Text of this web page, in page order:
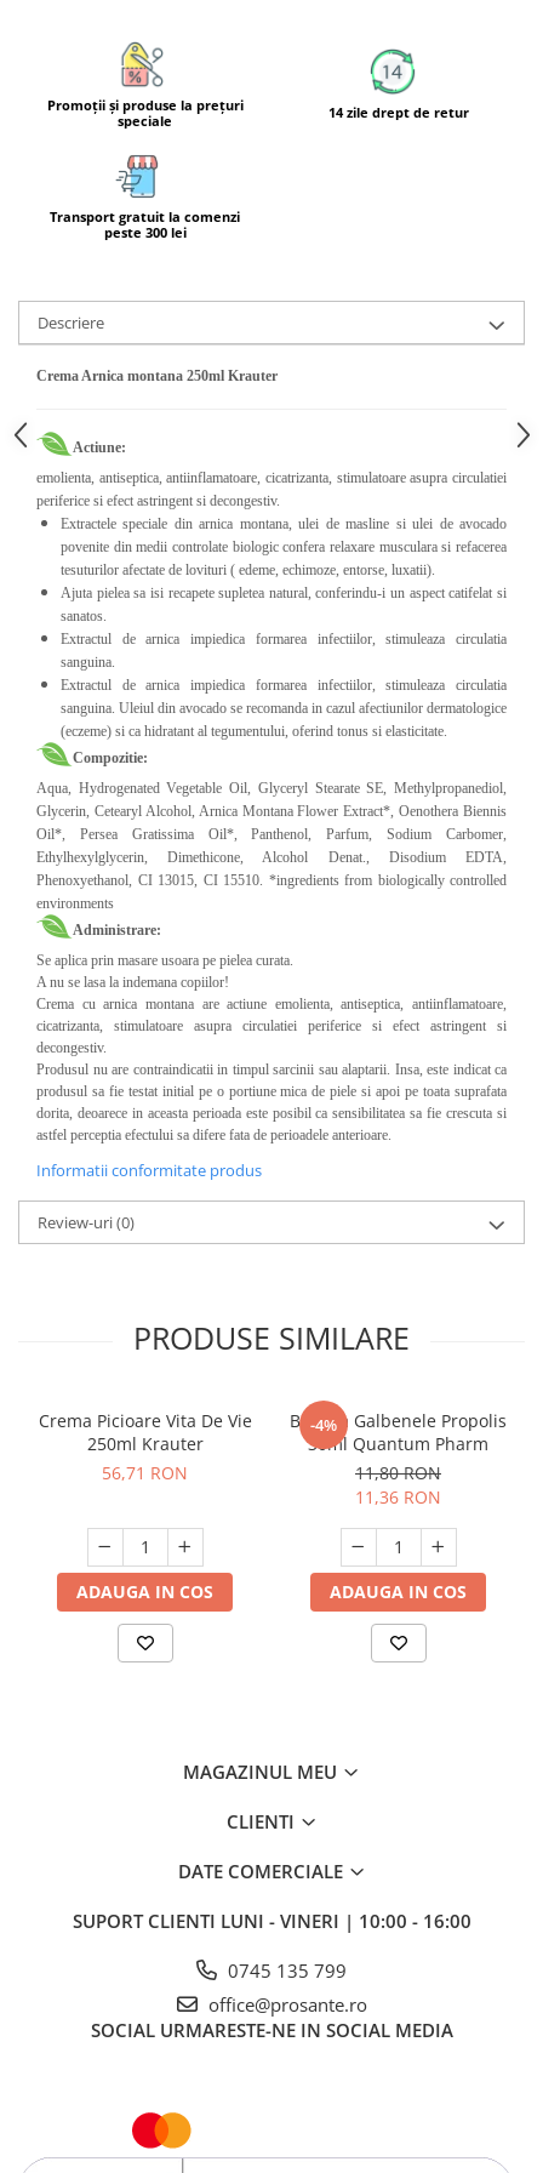
Multiminerale
Promoţii şi produse la preţuri
speciale
14 zile drept de retur
Transport gratuit la comenzi
peste 300 lei
Descriere
Crema Arnica montana 250ml Krauter
Actiune:
emolienta, antiseptica, antiinflamatoare, cicatrizanta, stimulatoare asupra circulatiei
periferice si efect astringent si decongestiv.
Extractele speciale din arnica montana, ulei de masline si ulei de avocado
povenite din medii controlate biologic confera relaxare musculara si refacerea
tesuturilor afectate de lovituri ( edeme, echimoze, entorse, luxatii).
Ajuta pielea sa isi recapete supletea natural, conferindu-i un aspect catifelat si
sanatos.
Extractul de arnica impiedica formarea infectiilor, stimuleaza circulatia
sanguina.
Extractul de arnica impiedica formarea infectiilor, stimuleaza circulatia
sanguina. Uleiul din avocado se recomanda in cazul afectiunilor dermatologice
(eczeme) si ca hidratant al tegumentului, oferind tonus si elasticitate.
Compozitie:
Aqua, Hydrogenated Vegetable Oil, Glyceryl Stearate SE, Methylpropanediol,
Glycerin, Cetearyl Alcohol, Arnica Montana Flower Extract*, Oenothera Biennis
Oil*, Persea Gratissima Oil*, Panthenol, Parfum, Sodium Carbomer,
Ethylhexylglycerin, Dimethicone, Alcohol Denat., Disodium EDTA,
Phenoxyethanol, CI 13015, CI 15510. *ingredients from biologically controlled
environments
Administrare:
Se aplica prin masare usoara pe pielea curata.
A nu se lasa la indemana copiilor!
Crema cu arnica montana are actiune emolienta, antiseptica, antiinflamatoare,
cicatrizanta, stimulatoare asupra circulatiei periferice si efect astringent si
decongestiv.
Produsul nu are contraindicatii in timpul sarcinii sau alaptarii. Insa, este indicat ca
produsul sa fie testat initial pe o portiune mica de piele si apoi pe toata suprafata
dorita, deoarece in aceasta perioada este posibil ca sensibilitatea sa fie crescuta si
astfel perceptia efectului sa difere fata de perioadele anterioare.
Informatii conformitate produs
Review-uri(0)
PRODUSE SIMILARE
Crema Picioare Vita De Vie
250ml Krauter
56,71 RON
ADAUGA IN COS
-4%
Balsam Galbenele Propolis
30ml Quantum Pharm
11,80 RON
11,36 RON
ADAUGA IN COS
MAGAZINUL MEU
CLIENTI
DATE COMERCIALE
SUPORT CLIENTI LUNI - VINERI | 10:00 - 16:00
0745 135 799
office@prosante.ro
SOCIAL URMARESTE-NE IN SOCIAL MEDIA